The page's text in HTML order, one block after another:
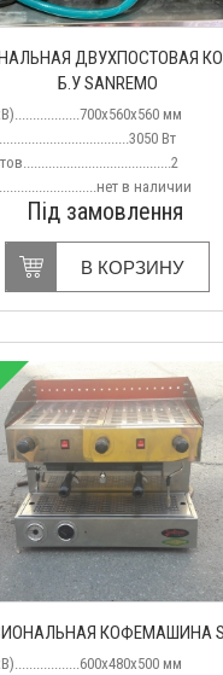
ДВУХПОСТОВАЯ
Б.У SANREMO
мм
3050 Вт
.........................................2
в наличии
Під замовлення
В КОРЗИНУ
КОФЕМАШИНА
мм